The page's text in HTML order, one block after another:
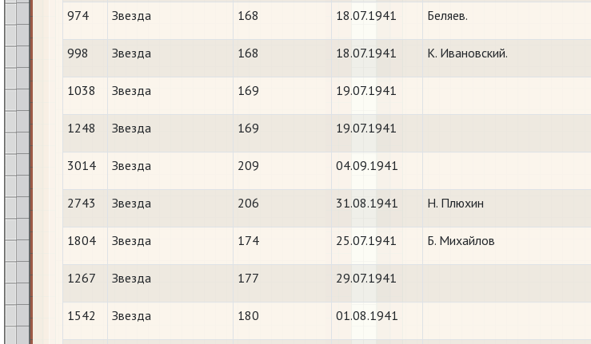
974 Звезда 168 18.07.1941 Беляев.
998 Звезда 168 18.07.1941 К. Ивановский.
1038 Звезда 169 19.07.1941
1248 Звезда 169 19.07.1941
3014 Звезда 209 04.09.1941
2743 Звезда 206 31.08.1941 Н. Плюхин
1804 Звезда 174 25.07.1941 Б. Михайлов
1267 Звезда 177 29.07.1941
1542 Звезда 180 01.08.1941